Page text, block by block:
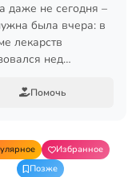
даже не сегодня –
была вчера: в
лекарств
нед…
Помочь
Избранное
Позже